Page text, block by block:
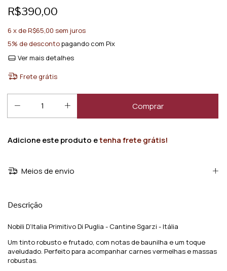
R$390,00
6 x deR$65,00 sem juros
5% de descontopagando com Pix
Ver mais detalhes
Frete grátis
Adicione este produto etenha frete grátis!
Meios de envio
Descrição
Nobili D’Italia Primitivo Di Puglia - Cantine Sgarzi - Itália
Um tinto robusto e frutado, com notas de baunilha e um toque
aveludado. Perfeito para acompanhar carnes vermelhas e massas
robustas.